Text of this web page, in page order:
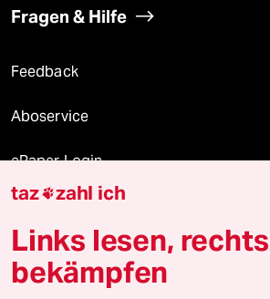
Fragen & Hilfe
Feedback
Aboservice
ePaper Login
Downloads für Abonnierende
© 2026 taz Verlags und Vertriebs GmbH
taz zahl ich
Links lesen, rechts
bekämpfen